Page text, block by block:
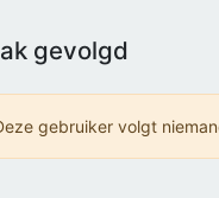
gevolgd
gebruiker volgt